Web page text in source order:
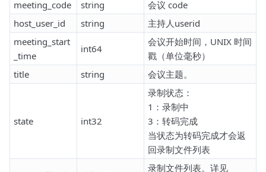
meeting_code
string
会议 code
host_user_id
string
主持人userid
meeting_start
_time
int64
会议开始时间，UNIX 时间
戳（单位毫秒）
title
string 会议主题。
state int32
录制状态：
1：录制中
3：转码完成
当状态为转码完成才会返
回录制文件列表
录制文件列表。详见